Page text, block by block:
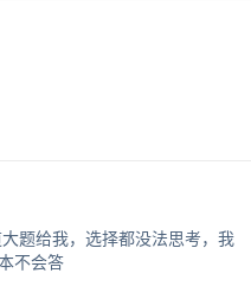
题给我，选择都没法思考，我
不会答